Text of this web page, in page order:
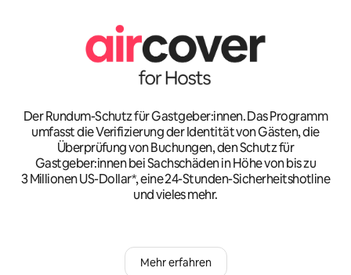
Der Rundum-Schutz für Gastgeber:innen. Das Programm
umfasst die Verifizierung der Identität von Gästen, die
Überprüfung von Buchungen, den Schutz für
Gastgeber:innen bei Sachschäden in Höhe von bis zu
3 Millionen US-Dollar*, eine 24-Stunden-Sicherheitshotline
und vieles mehr.
Mehr erfahren